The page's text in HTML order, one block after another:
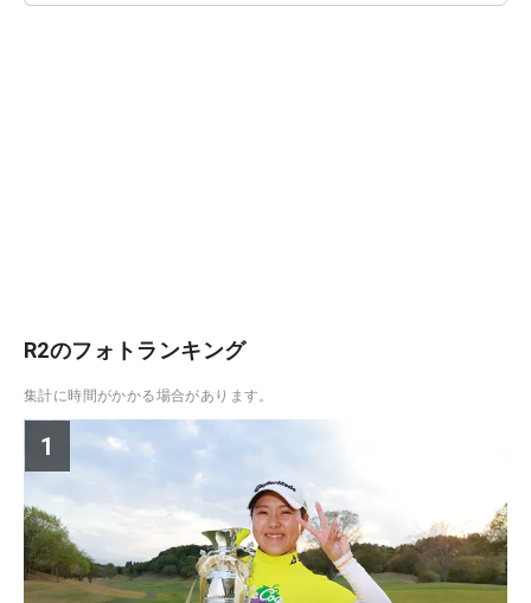
R2のフォトランキング
集計に時間がかかる場合があります。
1